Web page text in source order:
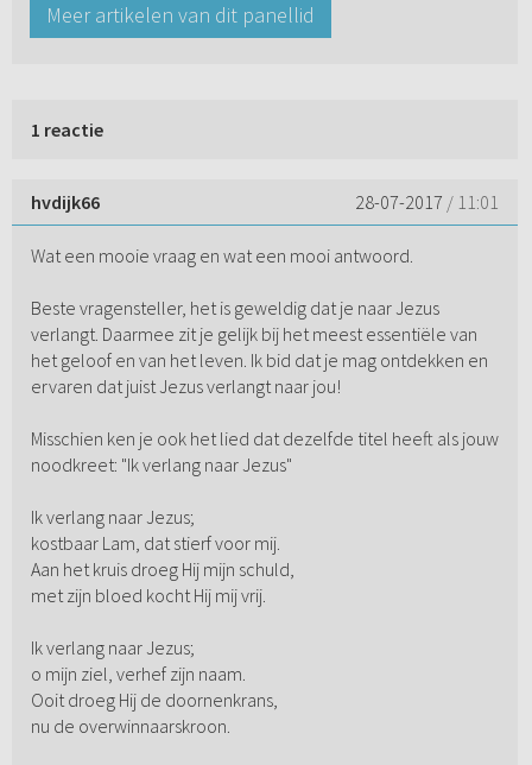
Meer artikelen van dit panellid
1 reactie
hvdijk66 28-07-2017 / 11:01
Wat een mooie vraag en wat een mooi antwoord.
Beste vragensteller, het is geweldig dat je naar Jezus
verlangt. Daarmee zit je gelijk bij het meest essentiële van
het geloof en van het leven. Ik bid dat je mag ontdekken en
ervaren dat juist Jezus verlangt naar jou!
Misschien ken je ook het lied dat dezelfde titel heeft als jouw
noodkreet: "Ik verlang naar Jezus"
Ik verlang naar Jezus;
kostbaar Lam, dat stierf voor mij.
Aan het kruis droeg Hij mijn schuld,
met zijn bloed kocht Hij mij vrij.
Ik verlang naar Jezus;
o mijn ziel, verhef zijn naam.
Ooit droeg Hij de doornenkrans,
nu de overwinnaarskroon.